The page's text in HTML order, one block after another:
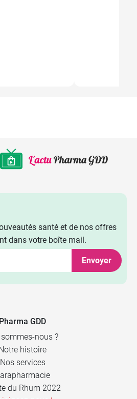
santé et de nos offres
dans votre boîte mail.
Envoyer
Pharma GDD
nous ?
histoire
Nos services
du Rhum 2022